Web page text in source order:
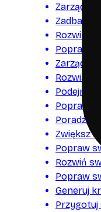
Zadbaj o
Rozwiń
Popraw
Zarządzaj
Rozwiąż
Podejmij
Popraw
Poradź
Zwiększ
Popraw
Rozwiń
Popraw
Generuj
Przygotuj